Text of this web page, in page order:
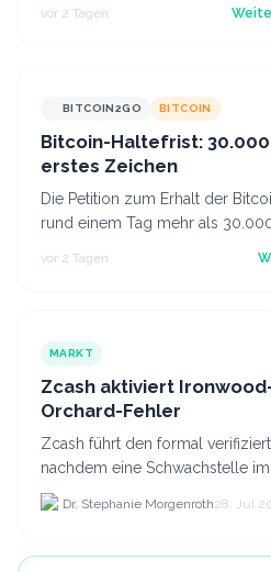
vor 2 Tagen
BITCOIN2GO BITCOIN
Bitcoin-Haltefrist:
erstes Zeichen
Die Petition zum Erhalt der
rund einem Tag mehr als
vor 2 Tagen
MARKT
Zcash aktiviert
Orchard-Fehler
Zcash führt den formal
nachdem eine Schwachstelle
Erstellung gefälschter ZEC-
Dr. Stephanie Morgenroth28. Jul